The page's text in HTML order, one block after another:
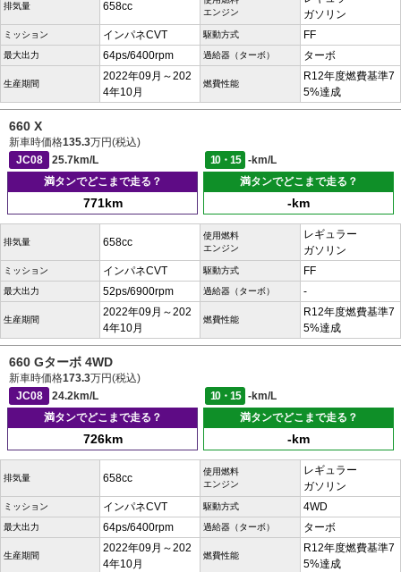
排気量 658cc
エンジン
ガソリン
ミッション インパネCVT 駆動方式 FF
最大出力 64ps/6400rpm 過給器（ターボ） ターボ
生産期間
2022年09月～202
4年10月
燃費性能
R12年度燃費基準7
5%達成
660 X
新車時価格135.3万円(税込)
JC08
25.7km/L 10・15
-km/L
満タンでどこまで走る？
771km
満タンでどこまで走る？
-km
排気量 658cc
使用燃料
エンジン
レギュラー
ガソリン
ミッション インパネCVT 駆動方式 FF
最大出力 52ps/6900rpm 過給器（ターボ） -
生産期間
2022年09月～202
4年10月
燃費性能
R12年度燃費基準7
5%達成
660 Gターボ 4WD
新車時価格173.3万円(税込)
JC08
24.2km/L 10・15
-km/L
満タンでどこまで走る？
726km
満タンでどこまで走る？
-km
排気量 658cc
使用燃料
エンジン
レギュラー
ガソリン
ミッション インパネCVT 駆動方式 4WD
最大出力 64ps/6400rpm 過給器（ターボ） ターボ
生産期間
2022年09月～202
4年10月
燃費性能
R12年度燃費基準7
5%達成